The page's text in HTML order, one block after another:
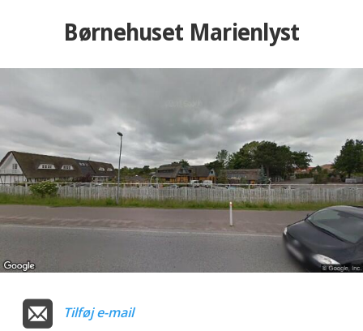
Børnehuset Marienlyst
Tilføj e-mail